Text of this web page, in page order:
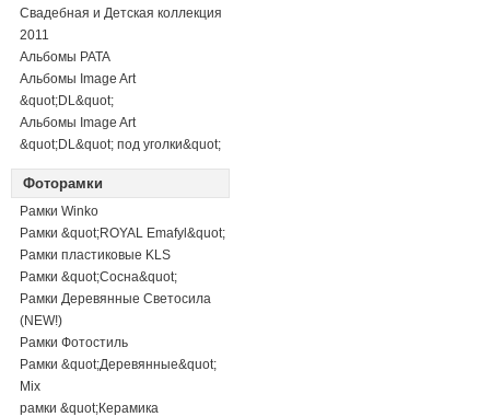
Свадебная и Детская коллекция
2011
Альбомы PATA
Альбомы Image Art
&quot;DL&quot;
Альбомы Image Art
&quot;DL&quot; под уголки&quot;
Фоторамки
Рамки Winko
Рамки &quot;ROYAL Emafyl&quot;
Рамки пластиковые KLS
Рамки &quot;Сосна&quot;
Рамки Деревянные Светосила
(NEW!)
Рамки Фотостиль
Рамки &quot;Деревянные&quot;
Mix
рамки &quot;Керамика